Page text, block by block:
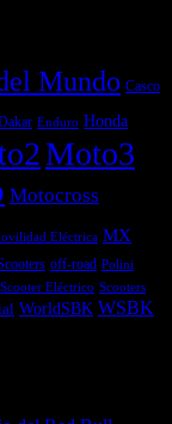
Mundo Casco
Enduro Honda
Moto3
Motocross
Eléctrica MX
off-road Polini
Scooter Eléctrico Scooters
WorldSBK WSBK